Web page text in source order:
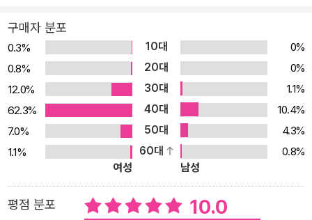
랑의 절친인 민수와 시리즈를 통틀어 첫 등장한 마리나의 이야기가,
마지막으로 작가가 가장 애착하는 앤더슨 중사의 가슴 아프고 감동적
인 사연이 펼쳐진다. -이정찬 이야기: MSG 첩보국의 만년 예비 요원
이정찬은 코드네임 I와 함께 행방불명된 코드네임 X, 강파랑을 찾아
알래스카로 떠나게 된다. -코드네임 T 이야기: 프로 레슬러 출신인 코
드네임 T는 자신이 후원하고 있는 성 프란체스코 수도원에 문제가 생
겼다는 전보를 받고 고향 멕시코로 향한다. 과연 그곳에서 무슨 일이
벌어질까? -민수와 마리나 이야기: 코스모의 연구원인 마리나가 개발
에 도시는 아수라장이 되고, 이를 막을 ‘먹깨비 전사 M’의 탄생 비화
구매자 분포
0.3% 10대
0%
0.8%
20대
0%
12.0%
30대
1.1%
62.3%
40대
10.4%
7.0%
50대
4.3%
1.1%
60대
0.8%
여성
남성
평점 분포 10.0